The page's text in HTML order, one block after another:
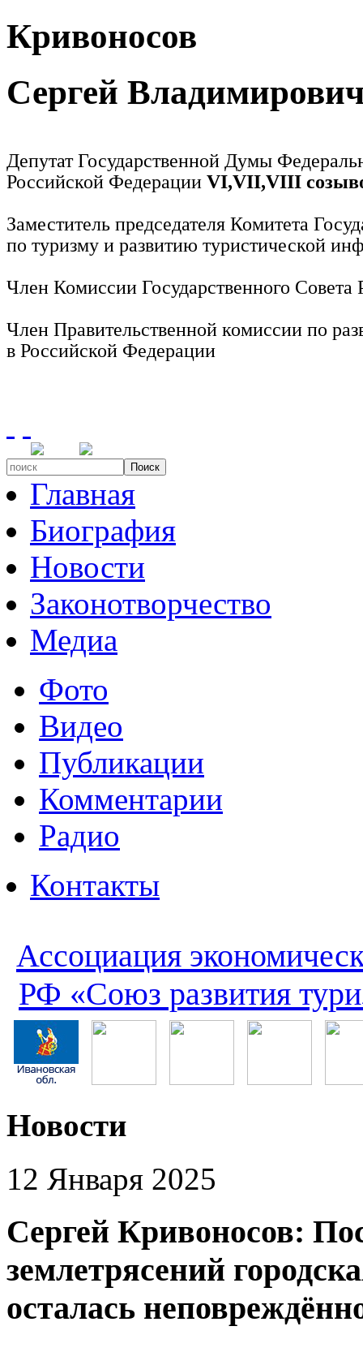
Кривоносов
Сергей
Депутат Государственной Думы
Российской Федерации VI,VII,VIII
Заместитель председателя Комитета
по туризму и развитию туристической
Член Комиссии Государственного
Член Правительственной комиссии по
в Российской Федерации
Поиск
Главная
Биография
Новости
Законотворчество
Медиа
Фото
Видео
Публикации
Комментарии
Радио
Контакты
Ассоциация
РФ «Союз развития
Новости
12 Января 2025
Сергей Кривоносов:
землетрясений
осталась